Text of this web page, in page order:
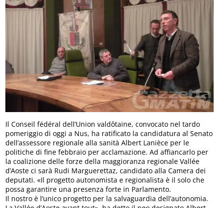
Il Conseil fédéral dell’Union valdôtaine, convocato nel tardo
pomeriggio di oggi a Nus, ha ratificato la candidatura al Senato
dell’assessore regionale alla sanità Albert Lanièce per le
politiche di fine febbraio per acclamazione. Ad affiancarlo per
la coalizione delle forze della maggioranza regionale Vallée
d’Aoste ci sarà Rudi Marguerettaz, candidato alla Camera dei
deputati. «Il progetto autonomista e regionalista è il solo che
possa garantire una presenza forte in Parlamento.
Il nostro è l’unico progetto per la salvaguardia dell’autonomia.